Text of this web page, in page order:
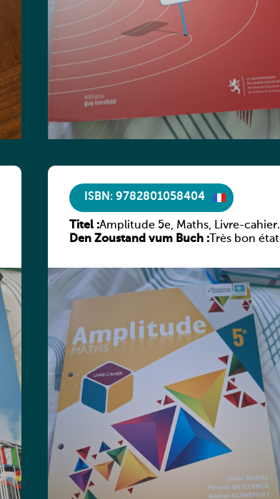
ISBN: 9782801058404
Titel :Amplitude 5e, Maths, Livre-cahier,
version luxembourgeoise
Den Zoustand vum Buch : Très bon état